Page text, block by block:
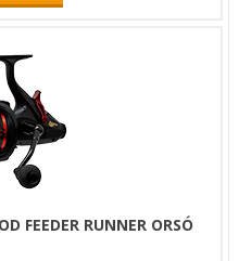
FEEDER RUNNER ORSÓ